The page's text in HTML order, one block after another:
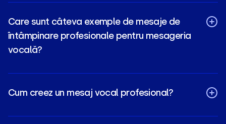
Care sunt câteva exemple de mesaje de
întâmpinare profesionale pentru mesageria
vocală?
Cum creez un mesaj vocal profesional?